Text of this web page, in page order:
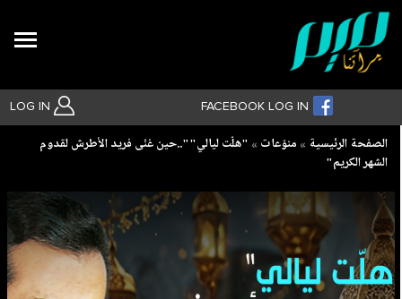
LOG IN FACEBOOK LOG IN
بحث متقدم
Breadcrumb
الصفحة الرئيسية منوّعات
"هلّت ليالي""..حين غنّى فريد الأطرش لقدوم
الشهر الكريم"